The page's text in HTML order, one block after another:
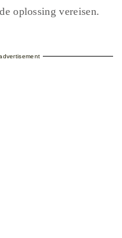
oplossing vereisen.